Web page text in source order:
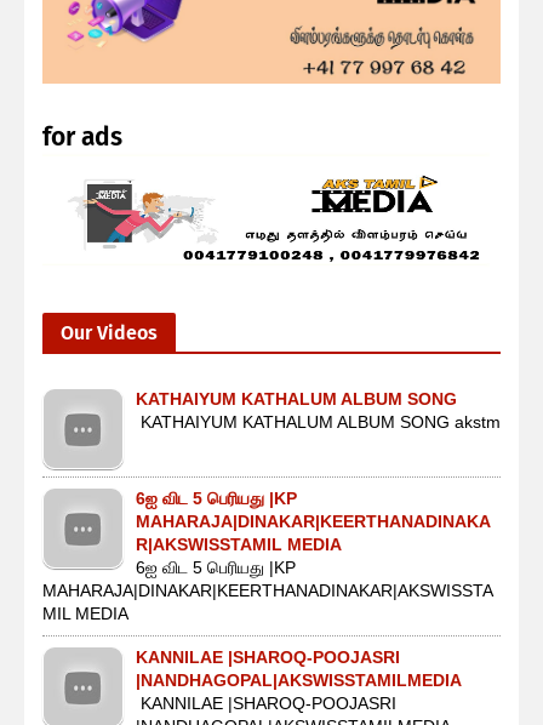
for ads
Our Videos
KATHAIYUM KATHALUM ALBUM SONG
KATHAIYUM KATHALUM ALBUM SONG akstm
6ஐ விட 5 பெரியது |KP
MAHARAJA|DINAKAR|KEERTHANADINAKA
R|AKSWISSTAMIL MEDIA
6ஐ விட 5 பெரியது |KP
MAHARAJA|DINAKAR|KEERTHANADINAKAR|AKSWISSTA
MIL MEDIA
KANNILAE |SHAROQ-POOJASRI
|NANDHAGOPAL|AKSWISSTAMILMEDIA
KANNILAE |SHAROQ-POOJASRI